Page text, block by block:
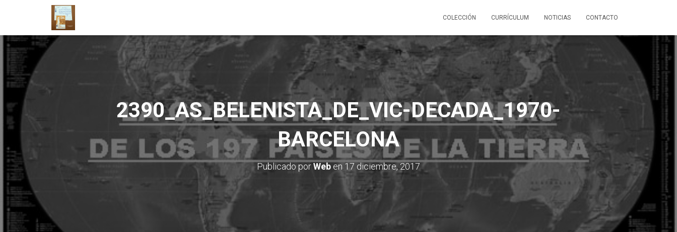
COLECCIÓN CURRÍCULUM NOTICIAS CONTACTO
2390_AS_BELENISTA_DE_VIC-DECADA_1970-
BARCELONA
Publicado porWeb en 17 diciembre, 2017